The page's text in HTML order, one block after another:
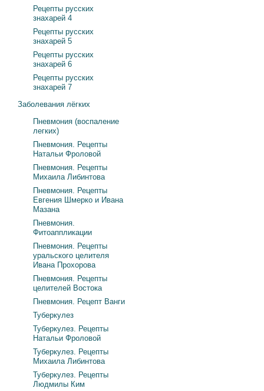
Рецепты русских
знахарей 4
Рецепты русских
знахарей 5
Рецепты русских
знахарей 6
Рецепты русских
знахарей 7
Заболевания лёгких
Пневмония (воспаление
легких)
Пневмония. Рецепты
Натальи Фроловой
Пневмония. Рецепты
Михаила Либинтова
Пневмония. Рецепты
Евгения Шмерко и Ивана
Мазана
Пневмония.
Фитоаппликации
Пневмония. Рецепты
уральского целителя
Ивана Прохорова
Пневмония. Рецепты
целителей Востока
Пневмония. Рецепт Ванги
Туберкулез
Туберкулез. Рецепты
Натальи Фроловой
Туберкулез. Рецепты
Михаила Либинтова
Туберкулез. Рецепты
Людмилы Ким